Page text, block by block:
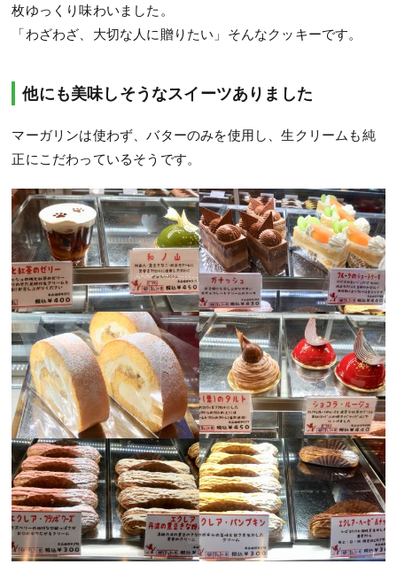
枚ゆっくり味わいました。
「わざわざ、大切な人に贈りたい」そんなクッキーです。
他にも美味しそうなスイーツありました
マーガリンは使わず、バターのみを使用し、生クリームも純
正にこだわっているそうです。